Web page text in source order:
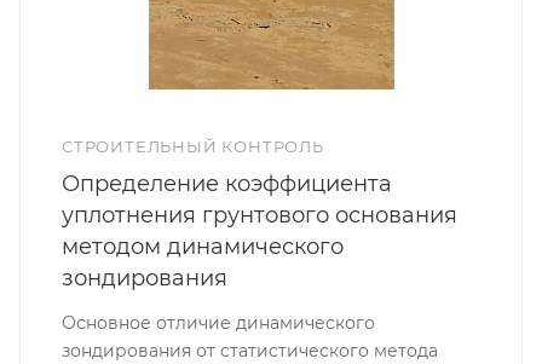
СТРОИТЕЛЬНЫЙ КОНТРОЛЬ
Определение коэффициента
уплотнения грунтового основания
методом динамического
зондирования
Основное отличие динамического
зондирования от статистического метода